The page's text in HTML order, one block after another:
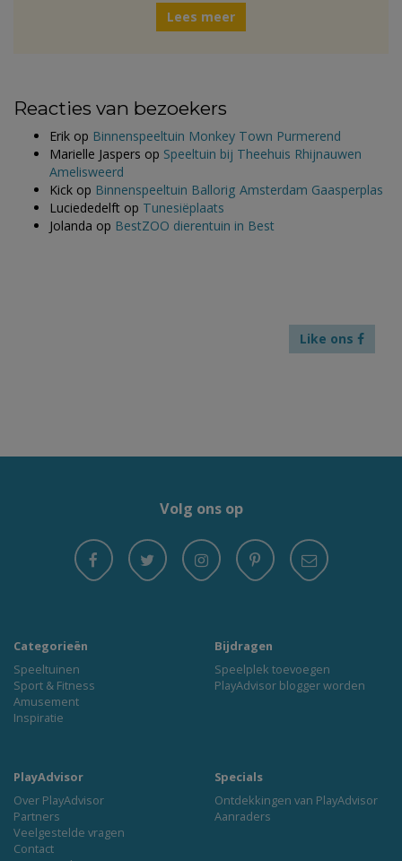
Lees meer
Reacties van bezoekers
Erik op Binnenspeeltuin Monkey Town Purmerend
Marielle Jaspers op Speeltuin bij Theehuis Rhijnauwen
Amelisweerd
Kick op Binnenspeeltuin Ballorig Amsterdam Gaasperplas
Luciededelft op Tunesiëplaats
Jolanda op BestZOO dierentuin in Best
Like ons
Volg ons op
Categorieën
Speeltuinen
Sport & Fitness
Amusement
Inspiratie
Bijdragen
Speelplek toevoegen
PlayAdvisor blogger worden
PlayAdvisor
Over PlayAdvisor
Partners
Veelgestelde vragen
Contact
Specials
Ontdekkingen van PlayAdvisor
Aanraders